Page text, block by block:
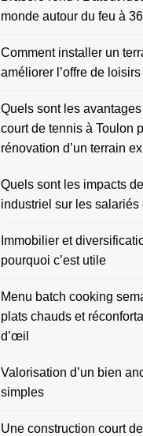
monde autour du feu à
Comment installer un
améliorer l’offre de loisirs
Quels sont les
court de tennis à Toulon
rénovation d’un terrain
Quels sont les impacts
industriel sur les
Immobilier et
pourquoi c’est utile
Menu batch cooking
plats chauds et
d’œil
Valorisation d’un bien
simples
Une construction court